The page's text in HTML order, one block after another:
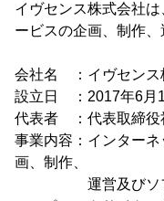
イヴセンス株式会社
ービスの企画、制作、
会社名 ：イヴセンス
設立日 ：2017年6月
代表者 ：代表取締
事業内容：インター
画、制作、
運営及びソフト